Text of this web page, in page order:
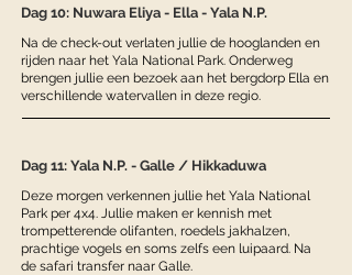
Dag 10: Nuwara Eliya - Ella - Yala N.P.
Na de check-out verlaten jullie de hooglanden en
rijden naar het Yala National Park. Onderweg
brengen jullie een bezoek aan het bergdorp Ella en
verschillende watervallen in deze regio.
Dag 11: Yala N.P. - Galle / Hikkaduwa
Deze morgen verkennen jullie het Yala National
Park per 4x4. Jullie maken er kennish met
trompetterende olifanten, roedels jakhalzen,
prachtige vogels en soms zelfs een luipaard. Na
de safari transfer naar Galle.